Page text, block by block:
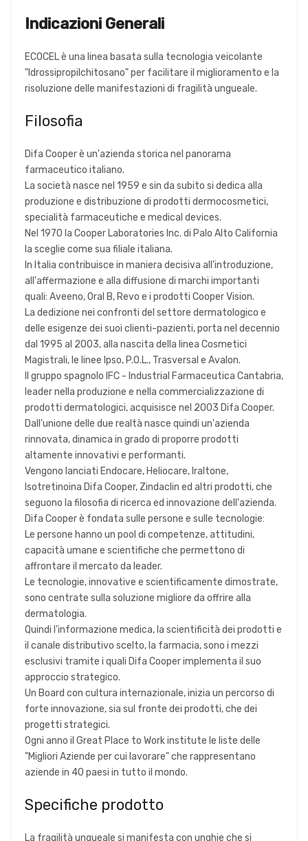
Indicazioni Generali
ECOCEL è una linea basata sulla tecnologia veicolante
"Idrossipropilchitosano" per facilitare il miglioramento e la
risoluzione delle manifestazioni di fragilità ungueale.
Filosofia
Difa Cooper è un'azienda storica nel panorama
farmaceutico italiano.
La società nasce nel 1959 e sin da subito si dedica alla
produzione e distribuzione di prodotti dermocosmetici,
specialità farmaceutiche e medical devices.
Nel 1970 la Cooper Laboratories Inc. di Palo Alto California
la sceglie come sua filiale italiana.
In Italia contribuisce in maniera decisiva all'introduzione,
all'affermazione e alla diffusione di marchi importanti
quali: Aveeno, Oral B, Revo e i prodotti Cooper Vision.
La dedizione nei confronti del settore dermatologico e
delle esigenze dei suoi clienti-pazienti, porta nel decennio
dal 1995 al 2003, alla nascita della linea Cosmetici
Magistrali, le linee Ipso, P.O.L., Trasversal e Avalon.
Il gruppo spagnolo IFC - Industrial Farmaceutica Cantabria,
leader nella produzione e nella commercializzazione di
prodotti dermatologici, acquisisce nel 2003 Difa Cooper.
Dall'unione delle due realtà nasce quindi un'azienda
rinnovata, dinamica in grado di proporre prodotti
altamente innovativi e performanti.
Vengono lanciati Endocare, Heliocare, Iraltone,
Isotretinoina Difa Cooper, Zindaclin ed altri prodotti, che
seguono la filosofia di ricerca ed innovazione dell'azienda.
Difa Cooper è fondata sulle persone e sulle tecnologie:
Le persone hanno un pool di competenze, attitudini,
capacità umane e scientifiche che permettono di
affrontare il mercato da leader.
Le tecnologie, innovative e scientificamente dimostrate,
sono centrate sulla soluzione migliore da offrire alla
dermatologia.
Quindi l'informazione medica, la scientificità dei prodotti e
il canale distributivo scelto, la farmacia, sono i mezzi
esclusivi tramite i quali Difa Cooper implementa il suo
approccio strategico.
Un Board con cultura internazionale, inizia un percorso di
forte innovazione, sia sul fronte dei prodotti, che dei
progetti strategici.
Ogni anno il Great Place to Work institute le liste delle
"Migliori Aziende per cui lavorare" che rappresentano
aziende in 40 paesi in tutto il mondo.
Specifiche prodotto
La fragilità ungueale si manifesta con unghie che si